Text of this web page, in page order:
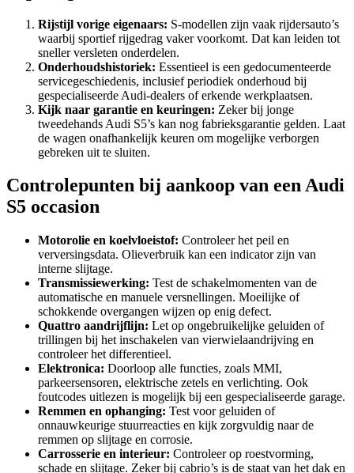
Rijstijl vorige eigenaars: S-modellen zijn vaak rijdersauto’s
waarbij sportief rijgedrag vaker voorkomt. Dat kan leiden tot
sneller versleten onderdelen.
Onderhoudshistoriek: Essentieel is een gedocumenteerde
servicegeschiedenis, inclusief periodiek onderhoud bij
gespecialiseerde Audi-dealers of erkende werkplaatsen.
Kijk naar garantie en keuringen: Zeker bij jonge
tweedehands Audi S5’s kan nog fabrieksgarantie gelden. Laat
de wagen onafhankelijk keuren om mogelijke verborgen
gebreken uit te sluiten.
Controlepunten bij aankoop van een Audi
S5 occasion
Motorolie en koelvloeistof: Controleer het peil en
verversingsdata. Olieverbruik kan een indicator zijn van
interne slijtage.
Transmissiewerking: Test de schakelmomenten van de
automatische en manuele versnellingen. Moeilijke of
schokkende overgangen wijzen op enig defect.
Quattro aandrijflijn: Let op ongebruikelijke geluiden of
trillingen bij het inschakelen van vierwielaandrijving en
controleer het differentieel.
Elektronica: Doorloop alle functies, zoals MMI,
parkeersensoren, elektrische zetels en verlichting. Ook
foutcodes uitlezen is mogelijk bij een gespecialiseerde garage.
Remmen en ophanging: Test voor geluiden of
onnauwkeurige stuurreacties en kijk zorgvuldig naar de
remmen op slijtage en corrosie.
Carrosserie en interieur: Controleer op roestvorming,
schade en slijtage. Zeker bij cabrio’s is de staat van het dak en